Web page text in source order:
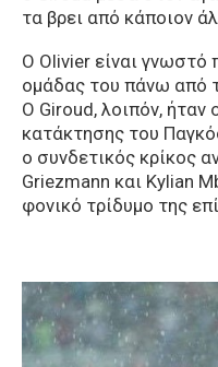
τα βρει από κάποιον
Ο Olivier είναι γνωστό
ομάδας του πάνω από
Ο Giroud, λοιπόν,
κατάκτησης του
ο συνδετικός κρίκος
Griezmann και Kylian
φονικό τρίδυμο της